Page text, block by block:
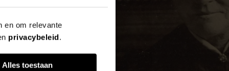
en om relevante
privacybeleid.
Alles toestaan